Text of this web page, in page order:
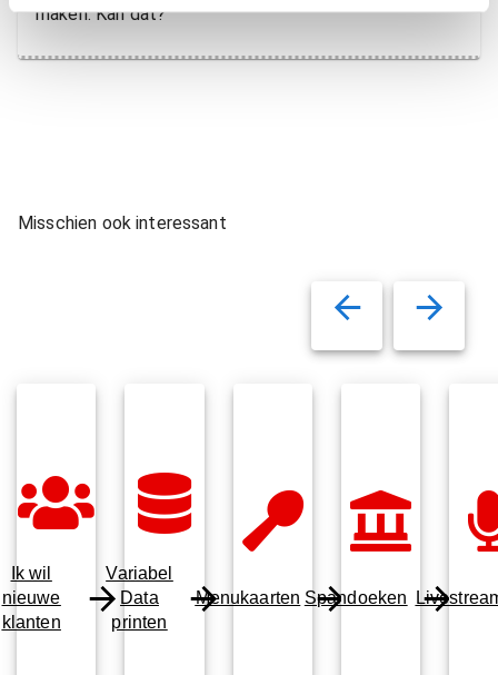
maken. Kan dat?
Misschien ook interessant
Ik wil
nieuwe
klanten
Variabel
Data
printen
Menukaarten Spandoeken